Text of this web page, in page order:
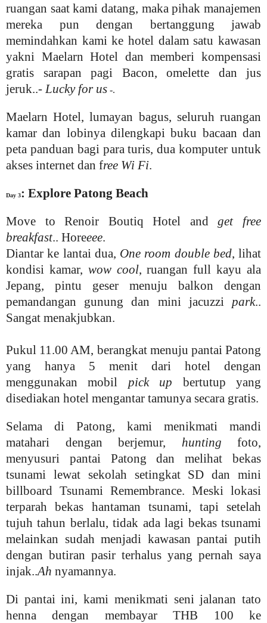
ruangan saat kami datang, maka pihak manajemen
mereka pun dengan bertanggung jawab
memindahkan kami ke hotel dalam satu kawasan
yakni Maelarn Hotel dan memberi kompensasi
gratis sarapan pagi Bacon, omelette dan jus
jeruk..- Lucky for us -.
Maelarn Hotel, lumayan bagus, seluruh ruangan
kamar dan lobinya dilengkapi buku bacaan dan
peta panduan bagi para turis, dua komputer untuk
akses internet dan free Wi Fi.
Day 3: Explore Patong Beach
Move to Renoir Boutiq Hotel andget free
breakfast.. Horeeee.
Diantar ke lantai dua, One room double bed, lihat
kondisi kamar, wow cool, ruangan full kayu ala
Jepang, pintu geser menuju balkon dengan
pemandangan gunung dan mini jacuzzi park..
Sangat menakjubkan.
Pukul 11.00 AM, berangkat menuju pantai Patong
yang hanya 5 menit dari hotel dengan
menggunakan mobil pick up bertutup yang
disediakan hotel mengantar tamunya secara gratis.
Selama di Patong, kami menikmati mandi
matahari dengan berjemur, hunting foto,
menyusuri pantai Patong dan melihat bekas
tsunami lewat sekolah setingkat SD dan mini
billboard Tsunami Remembrance. Meski lokasi
terparah bekas hantaman tsunami, tapi setelah
tujuh tahun berlalu, tidak ada lagi bekas tsunami
melainkan sudah menjadi kawasan pantai putih
dengan butiran pasir terhalus yang pernah saya
injak..Ah nyamannya.
Di pantai ini, kami menikmati seni jalanan tato
henna dengan membayar THB 100 ke